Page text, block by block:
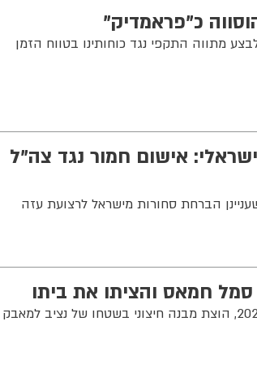
כ"פראמדיק"
מתווה התקפי נגד כוחותינו בטווח הזמן
אישום חמור נגד צה"ל
הברחת סחורות מישראל לרצועת עזה
חמאס והציתו את ביתו
בפיגוע בשעות הבוקר המוקדמות של ה-4 בינואר 2026, הוצת מבנה חיצוני בשטחו של נציב למאבק